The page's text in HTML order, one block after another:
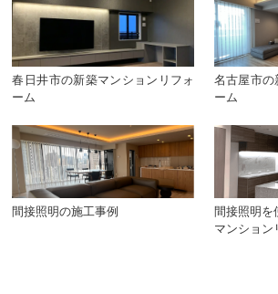
春日井市の新築マンションリフォ
ーム
名古屋市の
ーム
間接照明の施工事例
間接照明を
マンション